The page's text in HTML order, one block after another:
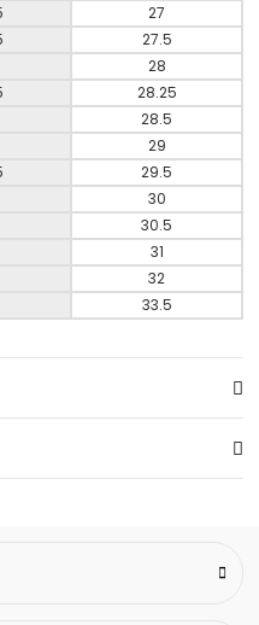
27
27.5
28
28.25
28.5
29
29.5
30
30.5
31
32
33.5